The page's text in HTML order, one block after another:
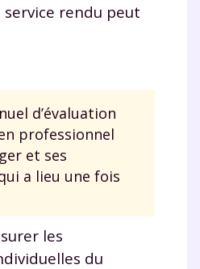
rendu peut
d’évaluation
professionnel
et ses
a lieu une fois
les
du